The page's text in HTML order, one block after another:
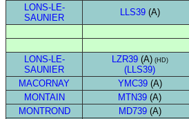
LONS-LE-
SAUNIER
LLS39(A)
LONS-LE-
SAUNIER
LZR39(A)(HD)
(LLS39)
MACORNAY
YMC39(A)
MONTAIN
MTN39 (A)
MONTROND
MD739(A)